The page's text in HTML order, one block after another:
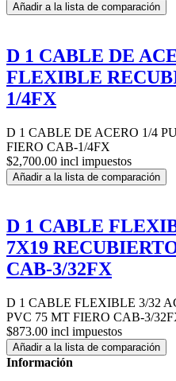
Añadir a la lista de comparación
D 1 CABLE DE
FLEXIBLE
1/4FX
D 1 CABLE DE ACERO 1/4
FIERO CAB-1/4FX
$2,700.00 incl impuestos
Añadir a la lista de comparación
D 1 CABLE
7X19
CAB-3/32FX
D 1 CABLE FLEXIBLE 3/32
PVC 75 MT FIERO CAB-3/
$873.00 incl impuestos
Añadir a la lista de comparación
Información